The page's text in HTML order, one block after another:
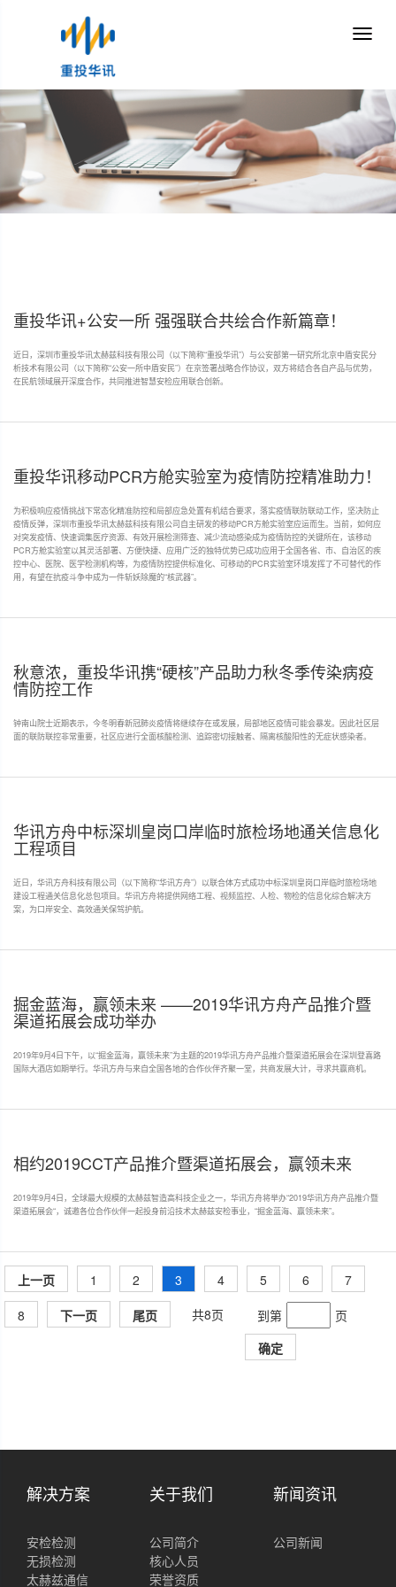
重投华讯+公安一所 强强联合共绘合作新篇章！
近日，深圳市重投华讯太赫兹科技有限公司（以下简称“重投华讯”）与公安部第一研究所北京中盾安民分
析技术有限公司（以下简称“公安一所中盾安民”）在京签署战略合作协议，双方将结合各自产品与优势，
在民航领域展开深度合作，共同推进智慧安检应用联合创新。
重投华讯移动PCR方舱实验室为疫情防控精准助力！
为积极响应疫情挑战下常态化精准防控和局部应急处置有机结合要求，落实疫情联防联动工作，坚决防止
疫情反弹，深圳市重投华讯太赫兹科技有限公司自主研发的移动PCR方舱实验室应运而生。当前，如何应
对突发疫情、快速调集医疗资源、有效开展检测筛查、减少流动感染成为疫情防控的关键所在，该移动
PCR方舱实验室以其灵活部署、方便快捷、应用广泛的独特优势已成功应用于全国各省、市、自治区的疾
控中心、医院、医学检测机构等，为疫情防控提供标准化、可移动的PCR实验室环境发挥了不可替代的作
用，有望在抗疫斗争中成为一件斩妖除魔的“核武器”。
秋意浓，重投华讯携“硬核”产品助力秋冬季传染病疫
情防控工作
钟南山院士近期表示，今冬明春新冠肺炎疫情将继续存在或发展，局部地区疫情可能会暴发。因此社区层
面的联防联控非常重要，社区应进行全面核酸检测、追踪密切接触者、隔离核酸阳性的无症状感染者。
华讯方舟中标深圳皇岗口岸临时旅检场地通关信息化
工程项目
近日，华讯方舟科技有限公司（以下简称“华讯方舟”）以联合体方式成功中标深圳皇岗口岸临时旅检场地
建设工程通关信息化总包项目。华讯方舟将提供网络工程、视频监控、人检、物检的信息化综合解决方
案，为口岸安全、高效通关保驾护航。
掘金蓝海，赢领未来 ——2019华讯方舟产品推介暨
渠道拓展会成功举办
2019年9月4日下午，以“掘金蓝海，赢领未来”为主题的2019华讯方舟产品推介暨渠道拓展会在深圳登喜路
国际大酒店如期举行。华讯方舟与来自全国各地的合作伙伴齐聚一堂，共商发展大计，寻求共赢商机。
相约2019CCT产品推介暨渠道拓展会，赢领未来
2019年9月4日，全球最大规模的太赫兹智造高科技企业之一，华讯方舟将举办“2019华讯方舟产品推介暨
渠道拓展会“，诚邀各位合作伙伴一起投身前沿技术太赫兹安检事业，“掘金蓝海、赢领未来”。
上一页 1 2 3 4 5 6
7
8
下一页 尾页 共8页 到第
页
确定
解决方案
安检检测
无损检测
太赫兹通信
关于我们
公司简介
核心人员
荣誉资质
新闻资讯
公司新闻